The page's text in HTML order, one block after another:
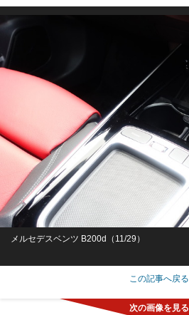
メルセデスベンツ B200d（11/29）
この記事へ戻る